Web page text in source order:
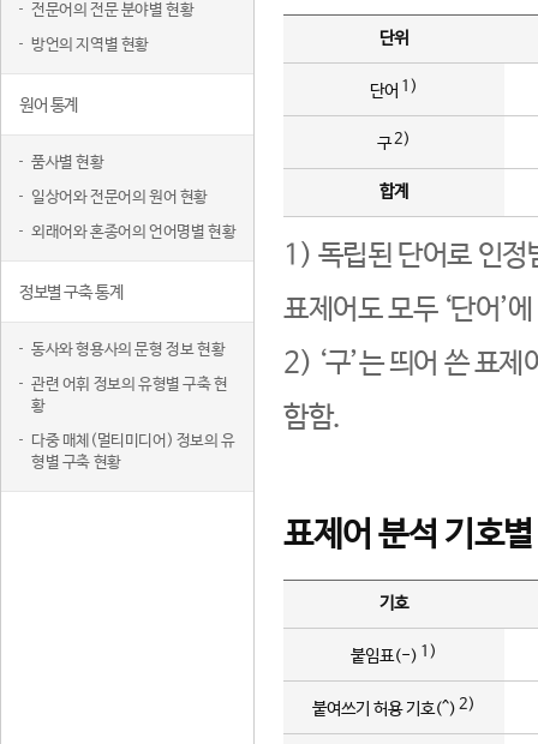
전문어의 전문 분야별 현황
방언의 지역별 현황
원어 통계
품사별 현황
일상어와 전문어의 원어 현황
외래어와 혼종어의 언어명별 현황
정보별 구축 통계
동사와 형용사의 문형 정보 현황
관련 어휘 정보의 유형별 구축 현
황
다중 매체(멀티미디어) 정보의 유
형별 구축 현황
단위
단어 1)
구2)
합계
1) 독립된 단어로 인정
표제어도 모두 ‘단어’
2) ‘구’는 띄어 쓴 표
함함.
표제어 분석 기호
기호
붙임표(-) 1)
붙여쓰기 허용 기호(^) 2)